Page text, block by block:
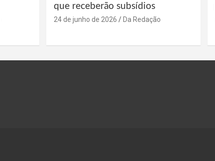
que receberão subsídios
24 de junho de 2026 Da Redação